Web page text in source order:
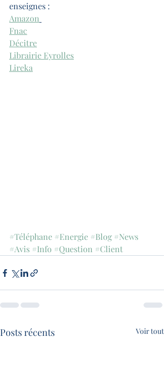
enseignes :
Amazon
Fnac
Décitre
Librairie Eyrolles
Lireka
#Téléphane #Energie #Blog #News
#Avis #Info #Question #Client
Posts récents Voir tout